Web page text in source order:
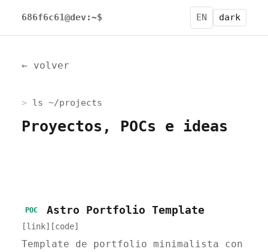
686f6c61@dev:~$ EN dark
← volver
ls ~/projects
Proyectos, POCs e ideas
POC Astro Portfolio Template
[link] [code]
Template de portfolio minimalista con